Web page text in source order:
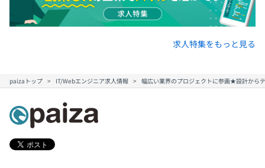
求人特集をもっと見る
paizaトップ IT/Webエンジニア求人情報 幅広い業界のプロジェクトに参画★設計から